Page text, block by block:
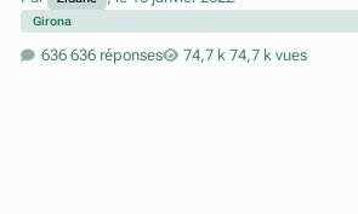
Girona
636 réponses 74,7 k vues